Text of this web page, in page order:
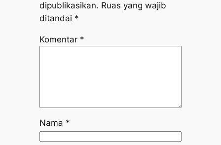
dipublikasikan. Ruas yang wajib
ditandai *
Komentar *
Nama *